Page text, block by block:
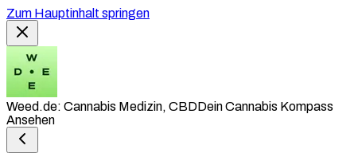
Zum Hauptinhalt springen
Weed.de: Cannabis Medizin, CBDDein Cannabis Kompass
Ansehen